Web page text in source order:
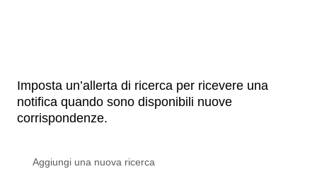
Imposta un’allerta di ricerca per ricevere una
notifica quando sono disponibili nuove
corrispondenze.